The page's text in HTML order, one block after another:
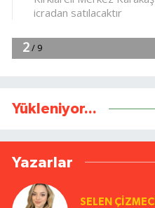
Yükleniyor...
Yazarlar
SELEN ÇİZMECİ